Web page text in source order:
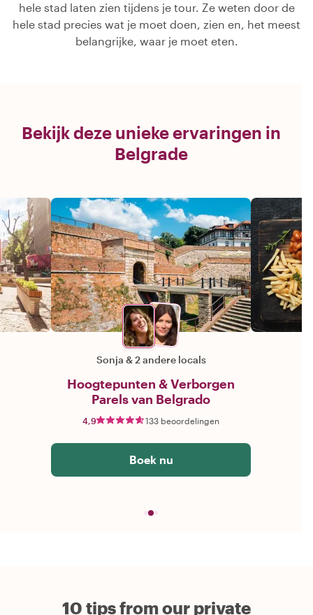
hele stad laten zien tijdens je tour. Ze weten door de
hele stad precies wat je moet doen, zien en, het meest
belangrijke, waar je moet eten.
Bekijk deze unieke ervaringen in
Belgrade
Sonja &2 andere locals
Hoogtepunten & Verborgen
Parels van Belgrado
4,9 133 beoordelingen
Boek nu
10 tips from our private